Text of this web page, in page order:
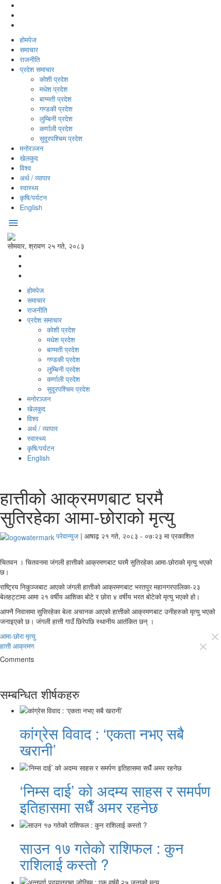
होमपेज
समाचार
राजनीति
प्रदेश समाचार
कोशी प्रदेश
मधेश प्रदेश
बाग्मती प्रदेश
गण्डकी प्रदेश
लुम्बिनी प्रदेश
कर्णाली प्रदेश
सुदूरपश्‍चिम प्रदेश
मनोरञ्‍जन
खेलकुद
विश्‍व
अर्थ / व्यापार
स्वास्थ्य
कृषि/पर्यटन
English
menu
सोमवार, श्रावण २५ गते, २०८३
होमपेज
समाचार
राजनीति
प्रदेश समाचार
कोशी प्रदेश
मधेश प्रदेश
बाग्मती प्रदेश
गण्डकी प्रदेश
लुम्बिनी प्रदेश
कर्णाली प्रदेश
सुदूरपश्‍चिम प्रदेश
मनोरञ्‍जन
खेलकुद
विश्‍व
अर्थ / व्यापार
स्वास्थ्य
कृषि/पर्यटन
English
हात्तीको आक्रमणबाट घरमै
सुतिरहेका आमा-छोराको मृत्यु
परेवान्युज | आषाढ़ २१ गते, २०८३ - ०७ः२३ मा प्रकाशित
चितवन । चितवनमा जंगली हात्तीको आक्रमणबाट घरमै सुतिरहेका आमा-छोराको मृत्यु भएको
छ।
राष्ट्रिय निकुञ्जबाट आएको जंगली हात्तीको आक्रमणबाट भरतपुर महानगरपालिका-२३
बेलहट्टामा आमा २१ वर्षीय आशिका बोटे र छोरा ४ वर्षीय भरत बोटेको मृत्यु भएको हो।
आफ्नै निवासमा सुसिरहेका बेला अचानक आएको हात्तीको आक्रमणबाट उनीहरुको मृत्यु भएको
जनाइएको छ। जंगली हात्ती गाउँ छिरेपछि स्थानीय आतंकित छन् ।
आमा-छोरा मृत्यु
close
हात्ती आक्रमण close
Comments
सम्बन्धित शीर्षकहरु
कांग्रेस विवाद : ‘एकता नभए सबै
खरानी’
‘निम्स दाई’ को अदम्य साहस र समर्पण
इतिहासमा सधैँ अमर रहनेछ
साउन १७ गतेको राशिफल : कुन
राशिलाई कस्तो ?